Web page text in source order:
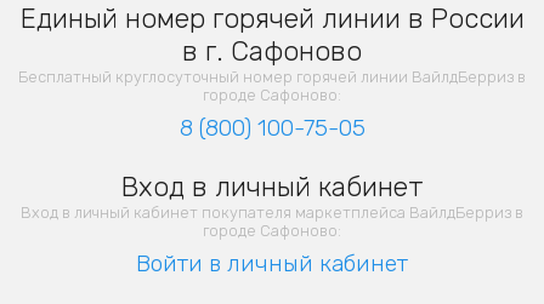
Единый номер горячей линии в России
в г. Сафоново
Бесплатный круглосуточный номер горячей линии ВайлдБерриз в
городе Сафоново:
8 (800) 100-75-05
Вход в личный кабинет
Вход в личный кабинет покупателя маркетплейса ВайлдБерриз в
городе Сафоново:
Войти в личный кабинет